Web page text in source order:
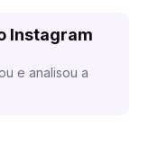
Instagram
e analisou a